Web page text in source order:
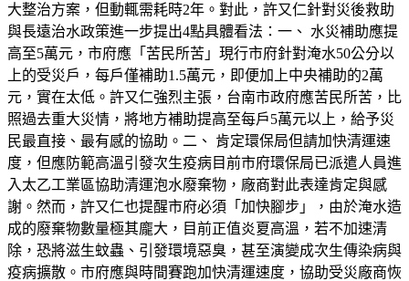
大整治方案，但動輒需耗時2年。對此，許又仁針對災後救助
與長遠治水政策進一步提出4點具體看法：一、 水災補助應提
高至5萬元，市府應「苦民所苦」現行市府針對淹水50公分以
上的受災戶，每戶僅補助1.5萬元，即便加上中央補助的2萬
元，實在太低。許又仁強烈主張，台南市政府應苦民所苦，比
照過去重大災情，將地方補助提高至每戶5萬元以上，給予災
民最直接、最有感的協助。二、 肯定環保局但請加快清運速
度，但應防範高溫引發次生疫病目前市府環保局已派遣人員進
入太乙工業區協助清運泡水廢棄物，廠商對此表達肯定與感
謝。然而，許又仁也提醒市府必須「加快腳步」，由於淹水造
成的廢棄物數量極其龐大，目前正值炎夏高溫，若不加速清
除，恐將滋生蚊蟲、引發環境惡臭，甚至演變成次生傳染病與
疫病擴散。市府應與時間賽跑加快清運速度，協助受災廠商恢